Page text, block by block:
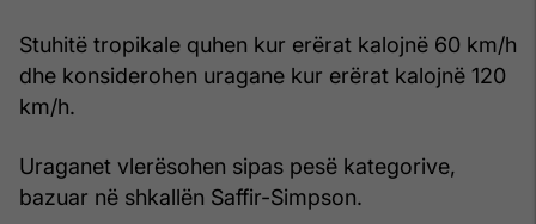
Stuhitë tropikale quhen kur erërat kalojnë 60 km/h
dhe konsiderohen uragane kur erërat kalojnë 120
km/h.
Uraganet vlerësohen sipas pesë kategorive,
bazuar në shkallën Saffir-Simpson.